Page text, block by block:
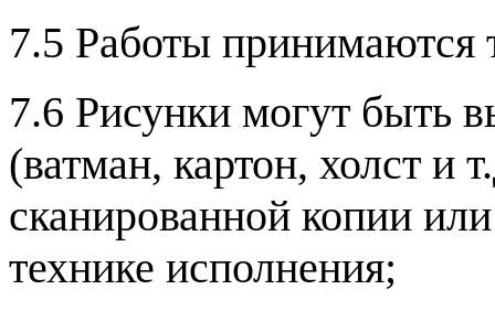
7.5 Работы принимаются
7.6 Рисунки могут быть
(ватман, картон, холст и
сканированной копии
технике исполнения;